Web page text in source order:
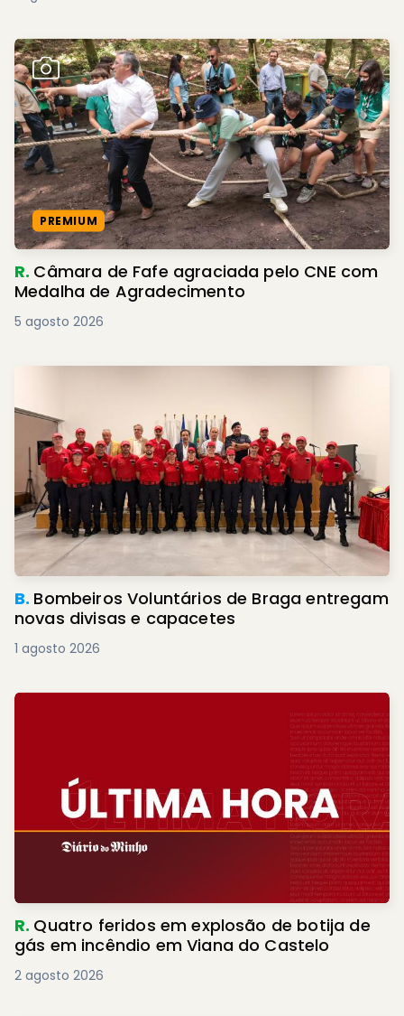
PREMIUM
R. Câmara de Fafe agraciada pelo CNE com
Medalha de Agradecimento
5 agosto 2026
B. Bombeiros Voluntários de Braga entregam
novas divisas e capacetes
1 agosto 2026
R. Quatro feridos em explosão de botija de
gás em incêndio em Viana do Castelo
2 agosto 2026